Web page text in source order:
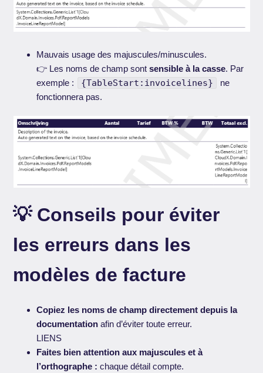
Mauvais usage des majuscules/minuscules.
👉 Les noms de champ sontsensible à la casse. Par
exemple :
{TableStart:invoicelines}
ne
fonctionnera pas.
💡 Conseils pour éviter
les erreurs dans les
modèles de facture
Copiez les noms de champ directement depuis la
documentation afin d’éviter toute erreur.
LIENS
Faites bien attention aux majuscules et à
l’orthographe : chaque détail compte.